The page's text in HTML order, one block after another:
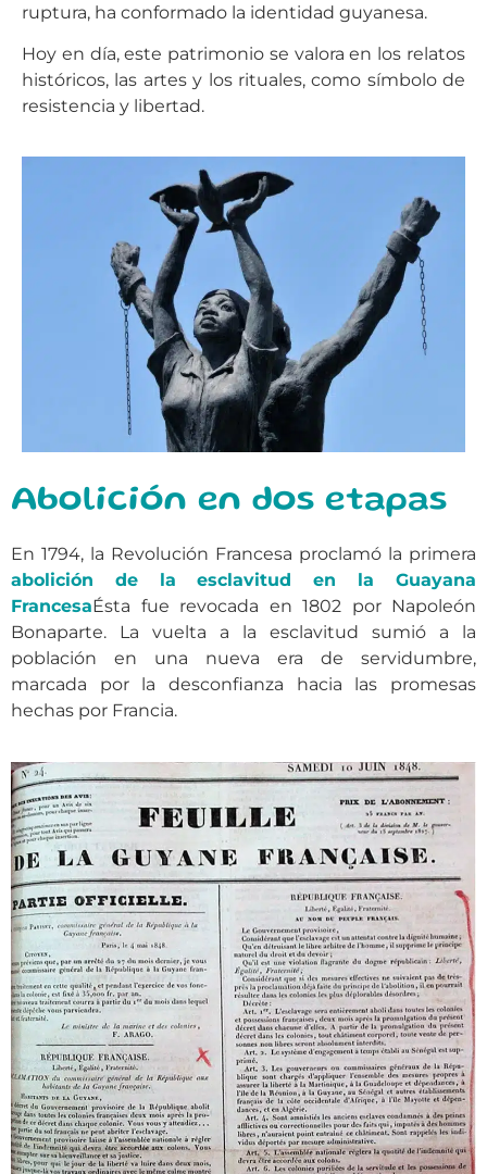
ruptura, ha conformado la identidad guyanesa.
Hoy en día, este patrimonio se valora en los relatos
históricos, las artes y los rituales, como símbolo de
resistencia y libertad.
Abolición en dos etapas
En 1794, la Revolución Francesa proclamó la primera
abolición de la esclavitud en la Guayana
FrancesaÉsta fue revocada en 1802 por Napoleón
Bonaparte. La vuelta a la esclavitud sumió a la
población en una nueva era de servidumbre,
marcada por la desconfianza hacia las promesas
hechas por Francia.